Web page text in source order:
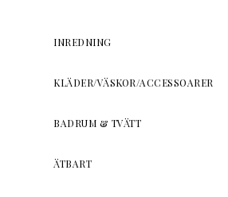
INREDNING
KLÄDER/VÄSKOR/ACCESSOARER
BADRUM & TVÄTT
ÄTBART